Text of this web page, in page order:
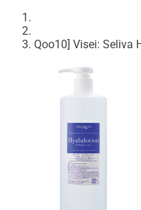
Qoo10] Visei: Seliva